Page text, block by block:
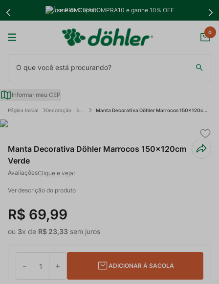
Use PRIMEIRACOMPRA10 e ganhe 10% OFF
0
Informar meu CEP
Decoração Manta Decorativa Döhler Marrocos 150x120cm Verde
Manta Decorativa Döhler Marrocos 150x120cm
Verde
Clique e veja!
Ver descrição do produto
R$ 69,99
ou 3x de R$ 23,33 sem juros
＋
－ ADICIONAR À SACOLA